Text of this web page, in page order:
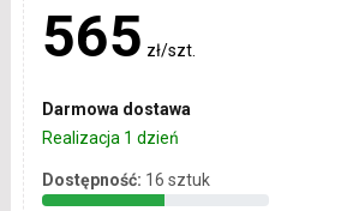
565 zł/szt.
Darmowa dostawa
Realizacja 1 dzień
Dostępność: 16 sztuk